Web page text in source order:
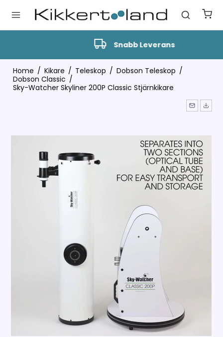
Snabb Leverans
Home / Kikare / Teleskop / Dobson Teleskop /
Dobson Classic /
Sky-Watcher Skyliner 200P Classic Stjärnkikare